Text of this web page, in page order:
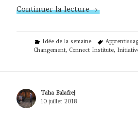
Continuer la lectureN°326 : Les
Categories
Idée de la semaine Tags
Changement, Connect Institute,
Author
Taha Balafrej
Posted
10 juillet 2018